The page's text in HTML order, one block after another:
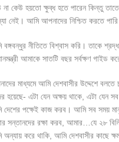
না কেউ হয়তো ক্ষুব্ধ হতে পারেন কিন্তু
নেই। আমি আপনাদের নিশ্চিত করতে
নীতিতে বিশ্বাস করি। তাকে
আমাকে সাতটি বছর সর্বক্ষণ গাইড
মাধ্যমে আমি দেশবাসীর উদ্দেশে
হয়েছে- এটা যেন অক্ষয় থাকে, এটা যেন
দেশের পক্ষেই কাজ করব। আমি সব সময়
সন্তানদের রক্ষা করব, আমার…যে ২৮
অন্যায় করে থাকি, আমি দেশবাসীর কাছে